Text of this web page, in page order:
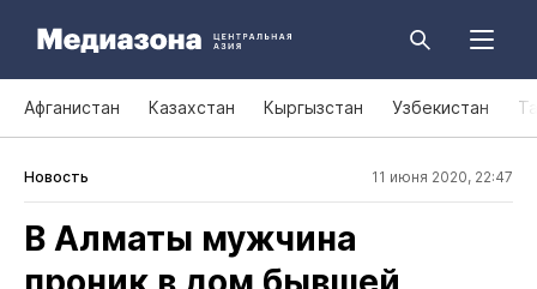
Афганистан Казахстан Кыргызстан Узбекистан
Новость 11 июня 2020, 22:47
В Алматы мужчина